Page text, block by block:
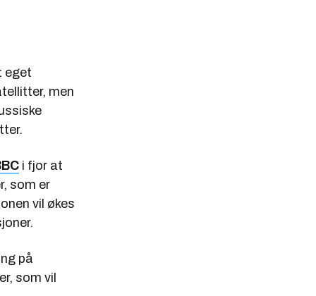
eget
men
i fjor at
som er
vil økes
på
som vil